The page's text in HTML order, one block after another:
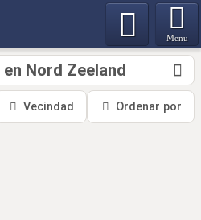
Menu
en Nord Zeeland
Vecindad Ordenar por